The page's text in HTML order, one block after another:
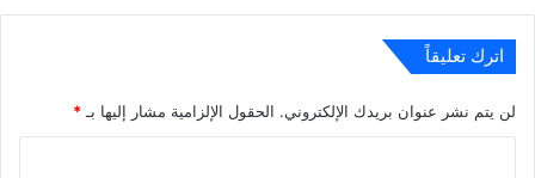
اترك تعليقاً
لن يتم نشر عنوان بريدك الإلكتروني. الحقول الإلزامية مشار إليها بـ *